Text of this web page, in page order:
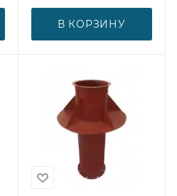
В КОРЗИНУ